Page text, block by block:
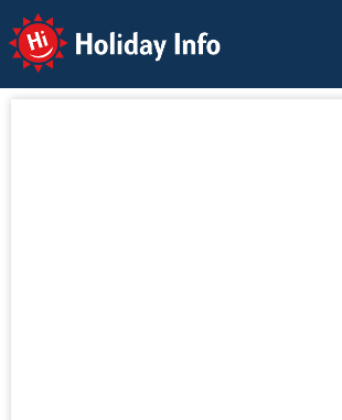
Holiday Info